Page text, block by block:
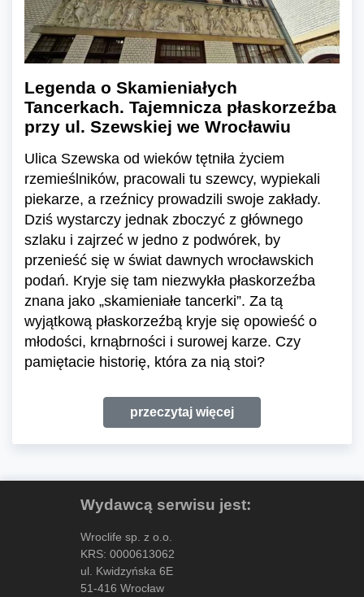
Legenda o Skamieniałych
Tancerkach. Tajemnicza płaskorzeźba
przy ul. Szewskiej we Wrocławiu
Ulica Szewska od wieków tętniła życiem
rzemieślników, pracowali tu szewcy, wypiekali
piekarze, a rzeźnicy prowadzili swoje zakłady.
Dziś wystarczy jednak zboczyć z głównego
szlaku i zajrzeć w jedno z podwórek, by
przenieść się w świat dawnych wrocławskich
podań. Kryje się tam niezwykła płaskorzeźba
znana jako „skamieniałe tancerki”. Za tą
wyjątkową płaskorzeźbą kryje się opowieść o
młodości, krnąbrności i surowej karze. Czy
pamiętacie historię, która za nią stoi?
przeczytaj więcej
Wydawcą serwisu jest:
Wroclife sp. z o.o.
KRS: 0000613062
ul. Kwidzyńska 6E
51-416 Wrocław